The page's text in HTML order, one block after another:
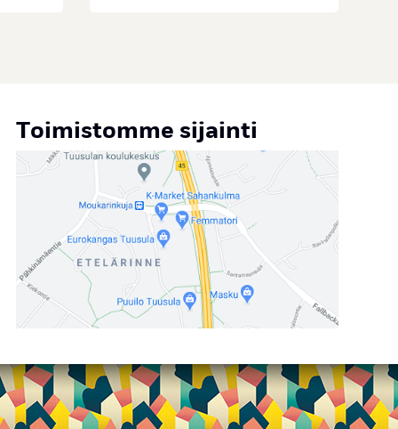
Toimistomme sijainti